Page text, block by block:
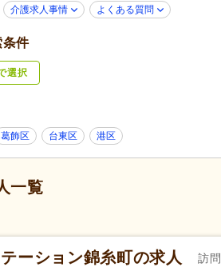
新規オープン
活躍
介護求人事情 よくある質問
条件
選択
葛飾区 台東区 港区
一覧
ーション錦糸町の求人 訪